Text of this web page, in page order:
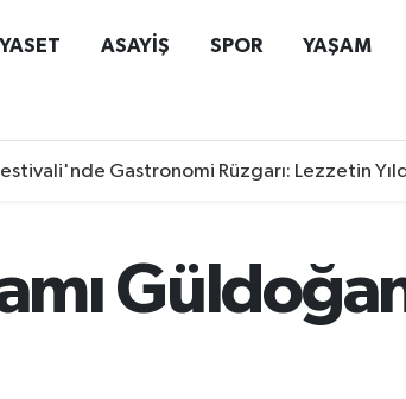
ASAYİŞ SPOR YAŞAM
Gastronomi Rüzgarı: Lezzetin